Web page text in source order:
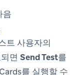
음
트 사용자의
면 Send Test를
를 실행할 수